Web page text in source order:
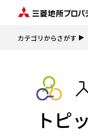
カテゴリからさがす
トピ